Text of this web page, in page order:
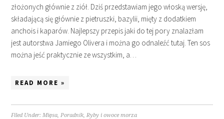
złożonych głównie z ziół. Dziś przedstawiam jego włoską wersję,
składającą się głównie z pietruszki, bazylii, mięty z dodatkiem
anchois i kaparów. Najlepszy przepis jaki do tej pory znalazłam
jest autorstwa Jamiego Olivera i można go odnaleźć tutaj. Ten sos
można jeść praktycznie ze wszystkim, a…
READ MORE »
Filed Under:Mięsa,Poradnik,Ryby i owoce morza